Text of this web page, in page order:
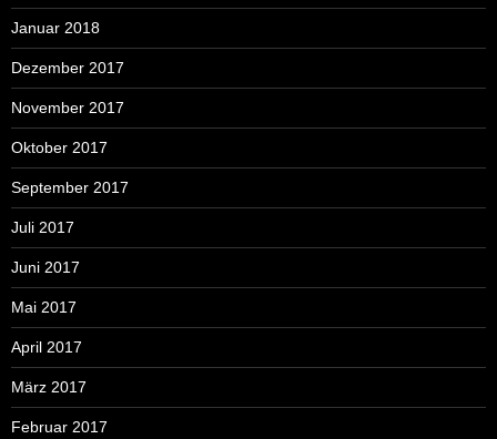
Januar 2018
Dezember 2017
November 2017
Oktober 2017
September 2017
Juli 2017
Juni 2017
Mai 2017
April 2017
März 2017
Februar 2017